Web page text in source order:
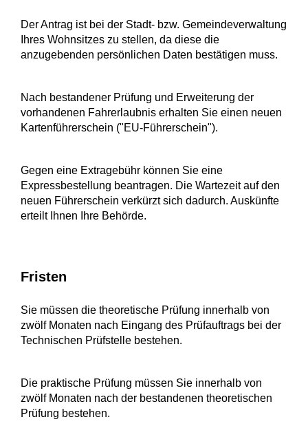
Der Antrag ist bei der Stadt- bzw. Gemeindeverwaltung
Ihres Wohnsitzes zu stellen, da diese die
anzugebenden persönlichen Daten bestätigen muss.
Nach bestandener Prüfung und Erweiterung der
vorhandenen Fahrerlaubnis erhalten Sie einen neuen
Kartenführerschein ("EU-Führerschein").
Gegen eine Extragebühr können Sie eine
Expressbestellung beantragen. Die Wartezeit auf den
neuen Führerschein verkürzt sich dadurch. Auskünfte
erteilt Ihnen Ihre Behörde.
Fristen
Sie müssen die theoretische Prüfung innerhalb von
zwölf Monaten nach Eingang des Prüfauftrags bei der
Technischen Prüfstelle bestehen.
Die praktische Prüfung müssen Sie innerhalb von
zwölf Monaten nach der bestandenen theoretischen
Prüfung bestehen.